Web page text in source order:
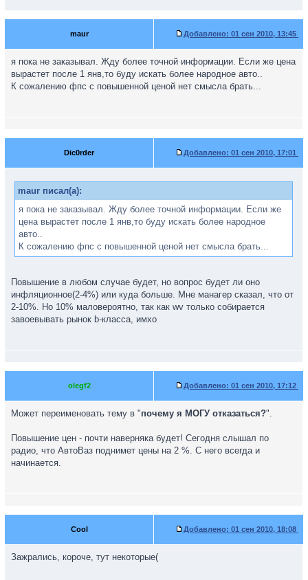
maur Добавлено: 01 сен 2010, 13:45
я пока не заказывал. Жду более точной информации. Если же цена
вырастет после 1 янв,то буду искать более народное авто..
К сожалению фпс с повышенной ценой нет смысла брать...
Dic0rder Добавлено: 01 сен 2010, 17:01
maur писал(а):
я пока не заказывал. Жду более точной информации. Если же
цена вырастет после 1 янв,то буду искать более народное
авто..
К сожалению фпс с повышенной ценой нет смысла брать...
Повышение в любом случае будет, но вопрос будет ли оно
инфляционное(2-4%) или куда больше. Мне манагер сказал, что от
2-10%. Но 10% маловероятно, так как wv только собирается
завоевывать рынок b-класса, имхо
olegf2 Добавлено: 01 сен 2010, 17:12
Может переименовать тему в "почему я МОГУ отказаться?".
Повышение цен - почти наверняка будет! Сегодня слышал по
радио, что АвтоВаз поднимет цены на 2 %. С него всегда и
начинается.
Cool Добавлено: 01 сен 2010, 18:08
Зажрались, короче, тут некоторые(